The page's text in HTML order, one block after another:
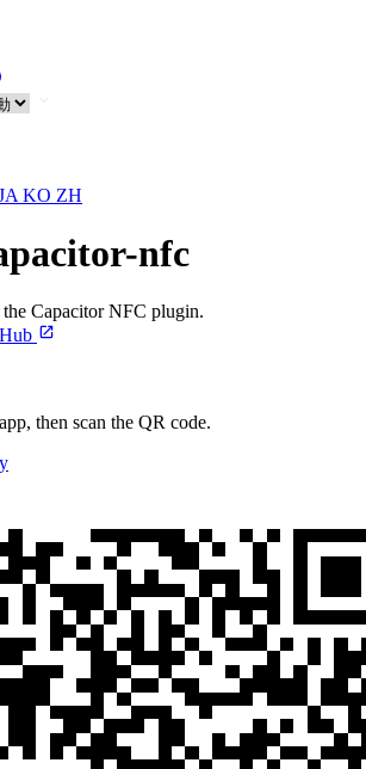
KO ZH
nfc
Capacitor NFC plugin.
then scan the QR code.